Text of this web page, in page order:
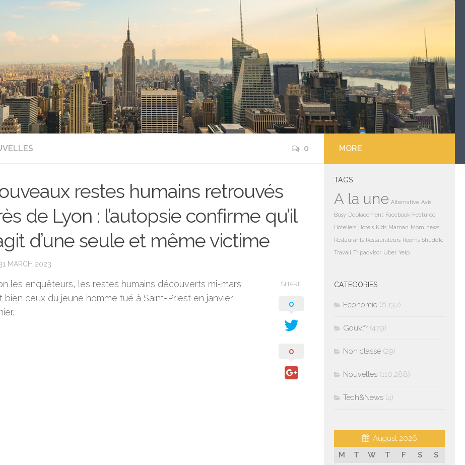
0
restes humains retrouvés
de Lyon : l’autopsie confirme qu’il
d’une seule et même victime
MARCH 2023
les enquêteurs, les restes humains découverts mi-mars
bien ceux du jeune homme tué à Saint-Priest en janvier
SHARE
0
0
MORE
TAGS
A la une Alternative Avis
Busy Deplacement Facebook Featured
Hoteliers Hotels Kids Maman Mom news
Restaurants Restaurateurs Rooms Shuddle
Travail Tripadvisor Uber Yelp
CATEGORIES
Economie (6,137)
Gouv.fr (479)
Non classé (29)
Nouvelles (110,288)
Tech&News (4)
August 2026
M
T W T F S
S